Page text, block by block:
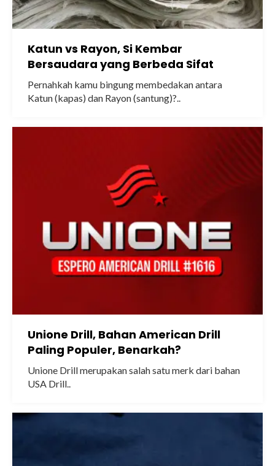
Katun vs Rayon, Si Kembar
Bersaudara yang Berbeda Sifat
Pernahkah kamu bingung membedakan antara
Katun (kapas) dan Rayon (santung)?..
Unione Drill, Bahan American Drill
Paling Populer, Benarkah?
Unione Drill merupakan salah satu merk dari bahan
USA Drill..